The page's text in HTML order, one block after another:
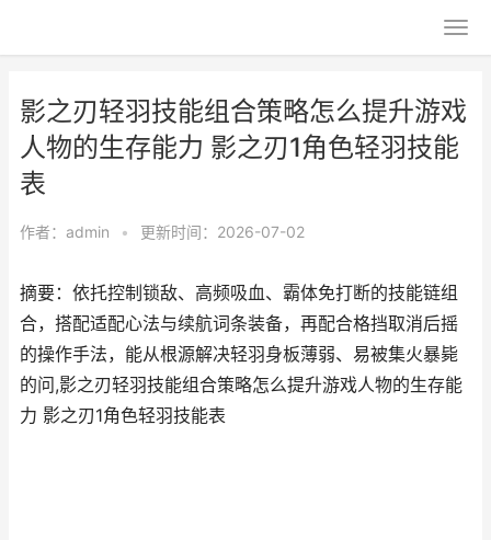
影之刃轻羽技能组合策略怎么提升游戏
人物的生存能力 影之刃1角色轻羽技能
表
作者： admin • 更新时间：2026-07-02
摘要：依托控制锁敌、高频吸血、霸体免打断的技能链组
合，搭配适配心法与续航词条装备，再配合格挡取消后摇
的操作手法，能从根源解决轻羽身板薄弱、易被集火暴毙
的问,影之刃轻羽技能组合策略怎么提升游戏人物的生存能
力 影之刃1角色轻羽技能表